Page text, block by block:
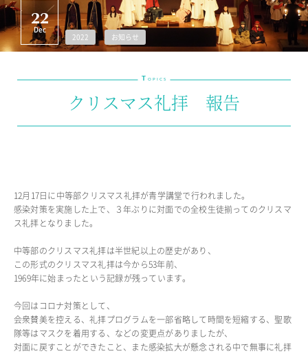
校舎情報
メディアライブラリー
教育の特色・紹介
教科学習
SCHOOL LIFE
スクールライフ
スクールカレンダー
1日の流れ
クラブ・同好会紹介
施設設備紹介
制服紹介
進学・進路
学友会
22
Dec
2022 お知らせ
T OPICS
クリスマス礼拝 報告
12月17日に中等部クリスマス礼拝が青学講堂で行われました。
感染対策を実施した上で、３年ぶりに対面での全校生徒揃ってのクリスマ
ス礼拝となりました。
中等部のクリスマス礼拝は半世紀以上の歴史があり、
この形式のクリスマス礼拝は今から53年前、
1969年に始まったという記録が残っています。
今回はコロナ対策として、
会衆賛美を控える、礼拝プログラムを一部省略して時間を短縮する、聖歌
隊等はマスクを着用する、などの変更点がありましたが、
対面に戻すことができたこと、また感染拡大が懸念される中で無事に礼拝